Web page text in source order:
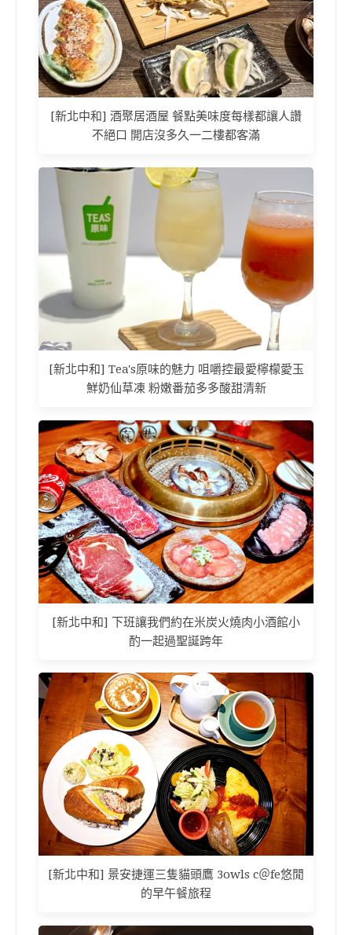
[新北中和] 酒聚居酒屋 餐點美味度每樣都讓人讚
不絕口 開店沒多久一二樓都客滿
[新北中和] Tea's原味的魅力 咀嚼控最愛檸檬愛玉
鮮奶仙草凍 粉嫩番茄多多酸甜清新
[新北中和] 下班讓我們約在米炭火燒肉小酒館小
酌一起過聖誕跨年
[新北中和] 景安捷運三隻貓頭鷹 3owls c＠fe悠閒
的早午餐旅程